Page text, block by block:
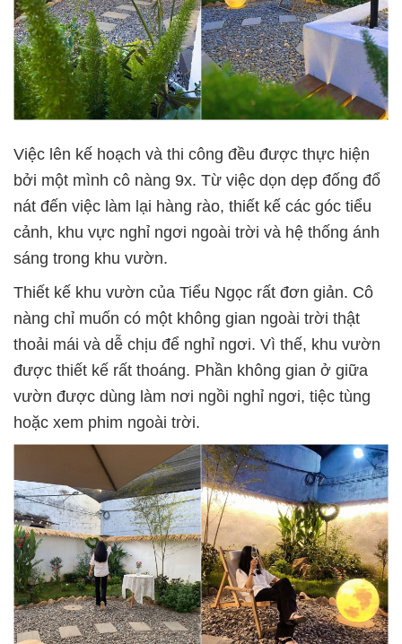
Việc lên kế hoạch và thi công đều được thực hiện
bởi một mình cô nàng 9x. Từ việc dọn dẹp đống đổ
nát đến việc làm lại hàng rào, thiết kế các góc tiểu
cảnh, khu vực nghỉ ngơi ngoài trời và hệ thống ánh
sáng trong khu vườn.
Thiết kế khu vườn của Tiểu Ngọc rất đơn giản. Cô
nàng chỉ muốn có một không gian ngoài trời thật
thoải mái và dễ chịu để nghỉ ngơi. Vì thế, khu vườn
được thiết kế rất thoáng. Phần không gian ở giữa
vườn được dùng làm nơi ngồi nghỉ ngơi, tiệc tùng
hoặc xem phim ngoài trời.